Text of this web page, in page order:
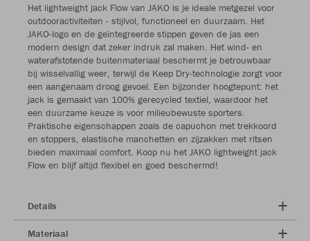
Het lightweight jack Flow van JAKO is je ideale metgezel voor
outdooractiviteiten - stijlvol, functioneel en duurzaam. Het
JAKO-logo en de geïntegreerde stippen geven de jas een
modern design dat zeker indruk zal maken. Het wind- en
waterafstotende buitenmateriaal beschermt je betrouwbaar
bij wisselvallig weer, terwijl de Keep Dry-technologie zorgt voor
een aangenaam droog gevoel. Een bijzonder hoogtepunt: het
jack is gemaakt van 100% gerecycled textiel, waardoor het
een duurzame keuze is voor milieubewuste sporters.
Praktische eigenschappen zoals de capuchon met trekkoord
en stoppers, elastische manchetten en zijzakken met ritsen
bieden maximaal comfort. Koop nu het JAKO lightweight jack
Flow en blijf altijd flexibel en goed beschermd!
Details
Materiaal